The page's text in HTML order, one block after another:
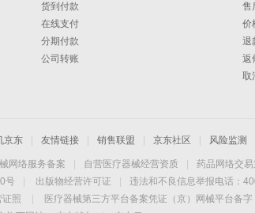
货到付款
在线支付
分期付款
公司转账
售
价
退
返
取
京东 友情链接 销售联盟 京东社区 风险监测
网络服务备案 自营医疗器械经营资质 药品网络交
号
出版物经营许可证
违法和不良信息举报电话：
证照 医疗器械第三方平台备案凭证（京）网械平台备